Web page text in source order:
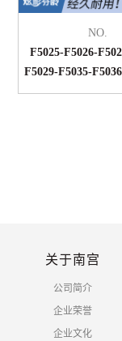
NO.
F5025-F5026-
F5029-F5035-
关于南宫
公司简介
企业荣誉
企业文化